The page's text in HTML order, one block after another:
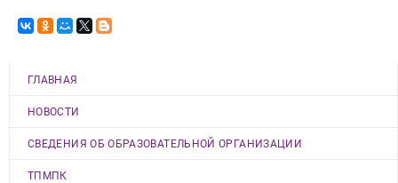
ГЛАВНАЯ
НОВОСТИ
СВЕДЕНИЯ ОБ ОБРАЗОВАТЕЛЬНОЙ ОРГАНИЗАЦИИ
ТПМПК